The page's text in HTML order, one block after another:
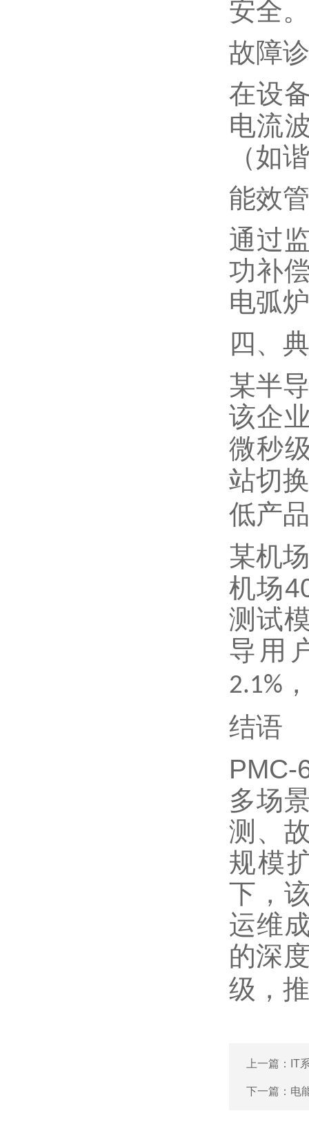
安全。
故障
在设
电流
（如
能效
通过
功补
电弧
四、
某半
该企
微秒
站切
低产
某机
机场
测试
导用
2.1%
结语
PMC-
多场
测、
规模
下，
运维
的深
级，
上一篇： IT
下一篇： 电